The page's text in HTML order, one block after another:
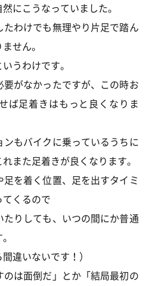
にこうなっていました。
たわけでも無理やり片足で踏ん
せん。
うわけです。
がなかったですが、この時お
ば足着きはもっと良くなりま
もバイクに乗っているうちに
また足着きが良くなります。
を着く位置、足を出すタイミ
くるので
りしても、いつの間にか普通
違いないです！）
のは面倒だ」とか「結局最初の